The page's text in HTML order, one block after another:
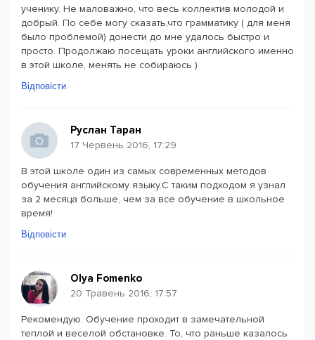
ученику. Не маловажно, что весь коллектив молодой и
добрый. По себе могу сказать,что грамматику ( для меня
было проблемой) донести до мне удалось быстро и
просто. Продолжаю посещать уроки английского именно
в этой школе, менять не собираюсь )
Відповісти
Руслан Таран
17 Червень 2016, 17:29
В этой школе один из самых современных методов
обучения английскому языку.С таким подходом я узнал
за 2 месяца больше, чем за все обучение в школьное
время!
Відповісти
Olya Fomenko
20 Травень 2016, 17:57
Рекомендую. Обучение проходит в замечательной
теплой и веселой обстановке. То, что раньше казалось